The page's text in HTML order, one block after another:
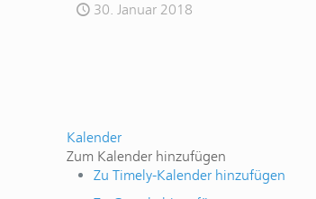
30. Januar 2018
Kalender
Zum Kalender hinzufügen
Zu Timely-Kalender hinzufügen